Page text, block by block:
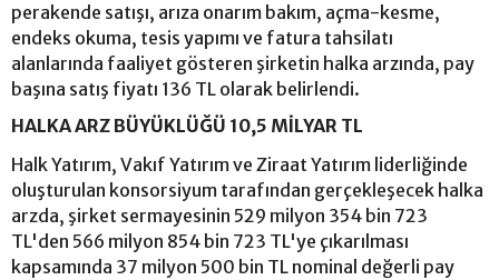
perakende satışı, arıza onarım bakım, açma-kesme,
endeks okuma, tesis yapımı ve fatura tahsilatı
alanlarında faaliyet gösteren şirketin halka arzında, pay
başına satış fiyatı 136 TL olarak belirlendi.
HALKA ARZ BÜYÜKLÜĞÜ 10,5 MİLYAR TL
Halk Yatırım, Vakıf Yatırım ve Ziraat Yatırım liderliğinde
oluşturulan konsorsiyum tarafından gerçekleşecek halka
arzda, şirket sermayesinin 529 milyon 354 bin 723
TL'den 566 milyon 854 bin 723 TL'ye çıkarılması
kapsamında 37 milyon 500 bin TL nominal değerli pay